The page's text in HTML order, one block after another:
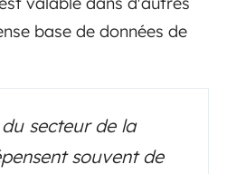
base de données de
secteur de la
souvent de